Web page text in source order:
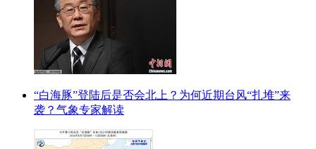
“白海豚”登陆后是否会北上？为何近期台风“扎堆”来
袭？气象专家解读